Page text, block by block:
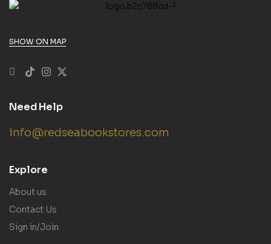
SHOW ON MAP
Need Help
info@redseabookstores.com
Explore
About us
Contact Us
Sign in/Join